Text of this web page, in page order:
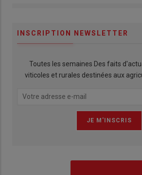
INSCRIPTION NEWSLETTER
Toutes les semaines Des faits
viticoles et rurales destinées aux